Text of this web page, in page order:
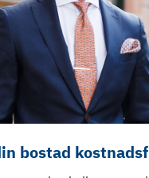
bostad